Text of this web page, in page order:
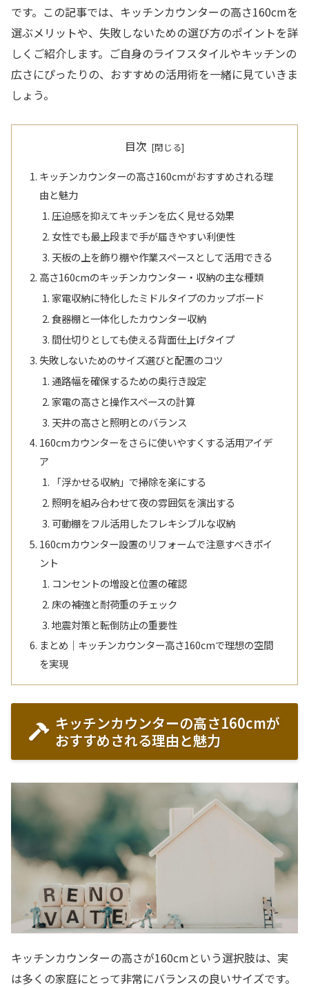
です。この記事では、キッチンカウンターの高さ160cmを
選ぶメリットや、失敗しないための選び方のポイントを詳
しくご紹介します。ご自身のライフスタイルやキッチンの
広さにぴったりの、おすすめの活用術を一緒に見ていきま
しょう。
目次
キッチンカウンターの高さ160cmがおすすめされる理
由と魅力
圧迫感を抑えてキッチンを広く見せる効果
女性でも最上段まで手が届きやすい利便性
天板の上を飾り棚や作業スペースとして活用できる
高さ160cmのキッチンカウンター・収納の主な種類
家電収納に特化したミドルタイプのカップボード
食器棚と一体化したカウンター収納
間仕切りとしても使える背面仕上げタイプ
失敗しないためのサイズ選びと配置のコツ
通路幅を確保するための奥行き設定
家電の高さと操作スペースの計算
天井の高さと照明とのバランス
160cmカウンターをさらに使いやすくする活用アイデ
ア
「浮かせる収納」で掃除を楽にする
照明を組み合わせて夜の雰囲気を演出する
可動棚をフル活用したフレキシブルな収納
160cmカウンター設置のリフォームで注意すべきポイ
ント
コンセントの増設と位置の確認
床の補強と耐荷重のチェック
地震対策と転倒防止の重要性
まとめ｜キッチンカウンター高さ160cmで理想の空間
を実現
キッチンカウンターの高さ160cmが
おすすめされる理由と魅力
キッチンカウンターの高さが160cmという選択肢は、実
は多くの家庭にとって非常にバランスの良いサイズです。